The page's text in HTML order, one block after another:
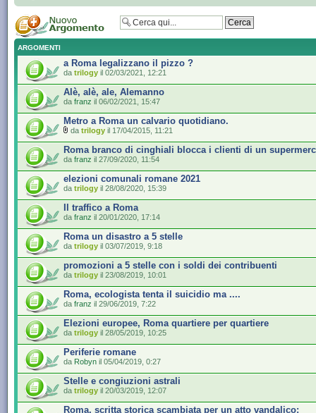
ARGOMENTI
a Roma legalizzano il pizzo ?
da trilogy il 02/03/2021, 12:21
Alè, alè, ale, Alemanno
da franz il 06/02/2021, 15:47
Metro a Roma un calvario quotidiano.
da trilogy il 17/04/2015, 11:21
Roma branco di cinghiali blocca i clienti di un
da franz il 27/09/2020, 11:54
elezioni comunali romane 2021
da trilogy il 28/08/2020, 15:39
Il traffico a Roma
da franz il 20/01/2020, 17:14
Roma un disastro a 5 stelle
da trilogy il 03/07/2019, 9:18
promozioni a 5 stelle con i soldi dei contribuenti
da trilogy il 23/08/2019, 10:01
Roma, ecologista tenta il suicidio ma ....
da franz il 29/06/2019, 7:22
Elezioni europee, Roma quartiere per quartiere
da trilogy il 28/05/2019, 10:25
Periferie romane
da Robyn il 05/04/2019, 0:27
Stelle e congiuzioni astrali
da trilogy il 20/03/2019, 12:07
Roma, scritta storica scambiata per un atto vandalico: